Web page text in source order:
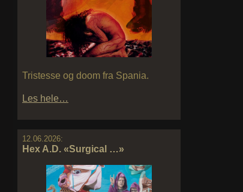
Tristesse og doom fra Spania.
Les hele…
12.06.2026:
Hex A.D. «Surgical …»